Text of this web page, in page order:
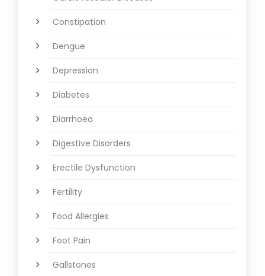
Constipation
Dengue
Depression
Diabetes
Diarrhoea
Digestive Disorders
Erectile Dysfunction
Fertility
Food Allergies
Foot Pain
Gallstones